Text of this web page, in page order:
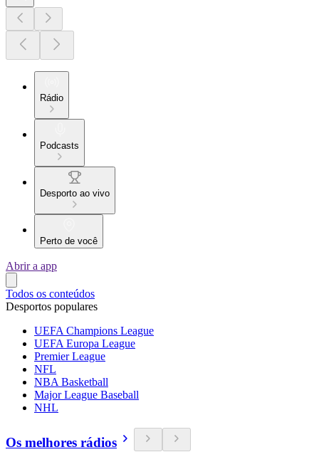
Rádio
Podcasts
Desporto ao vivo
Perto de você
Abrir a app
Todos os conteúdos
Desportos populares
UEFA Champions League
UEFA Europa League
Premier League
NFL
NBA Basketball
Major League Baseball
NHL
Os melhores rádios